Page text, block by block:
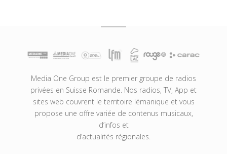
Media One Group est le premier groupe de radios
privées en Suisse Romande. Nos radios, TV, App et
sites web couvrent le territoire lémanique et vous
propose une offre variée de contenus musicaux,
d’infos et
d’actualités régionales.